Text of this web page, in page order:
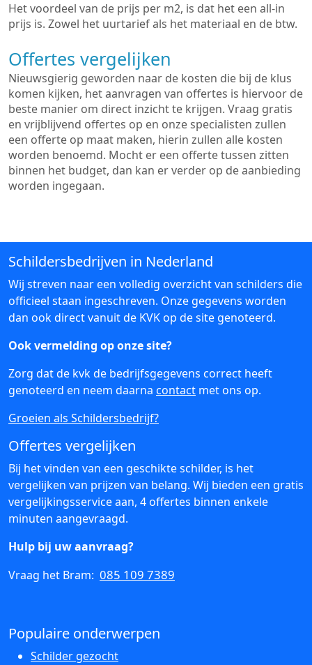
Het voordeel van de prijs per m2, is dat het een all-in
prijs is. Zowel het uurtarief als het materiaal en de btw.
Offertes vergelijken
Nieuwsgierig geworden naar de kosten die bij de klus
komen kijken, het aanvragen van offertes is hiervoor de
beste manier om direct inzicht te krijgen. Vraag gratis
en vrijblijvend offertes op en onze specialisten zullen
een offerte op maat maken, hierin zullen alle kosten
worden benoemd. Mocht er een offerte tussen zitten
binnen het budget, dan kan er verder op de aanbieding
worden ingegaan.
Schildersbedrijven in Nederland
Wij streven naar een volledig overzicht van schilders die
officieel staan ingeschreven. Onze gegevens worden
dan ook direct vanuit de KVK op de site genoteerd.
Ook vermelding op onze site?
Zorg dat de kvk de bedrijfsgegevens correct heeft
genoteerd en neem daarna contact met ons op.
Groeien als Schildersbedrijf?
Offertes vergelijken
Bij het vinden van een geschikte schilder, is het
vergelijken van prijzen van belang. Wij bieden een gratis
vergelijkingsservice aan, 4 offertes binnen enkele
minuten aangevraagd.
Hulp bij uw aanvraag?
Vraag het Bram: 085 109 7389
Populaire onderwerpen
Schilder gezocht